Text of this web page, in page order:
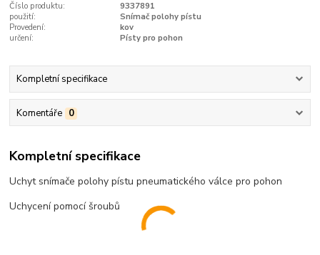
Číslo produktu:
9337891
použití:
Snímač polohy pístu
Provedení:
kov
určení:
Písty pro pohon
Kompletní specifikace
Komentáře 0
Kompletní specifikace
Uchyt snímače polohy pístu pneumatického válce pro pohon
Uchycení pomocí šroubů